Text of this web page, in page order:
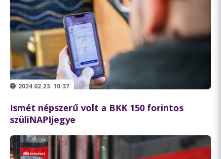
2024.02.23. 10:37
Ismét népszerű volt a BKK 150 forintos
szüliNAPIjegye